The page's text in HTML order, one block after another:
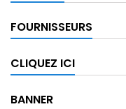
FOURNISSEURS
CLIQUEZ ICI
BANNER